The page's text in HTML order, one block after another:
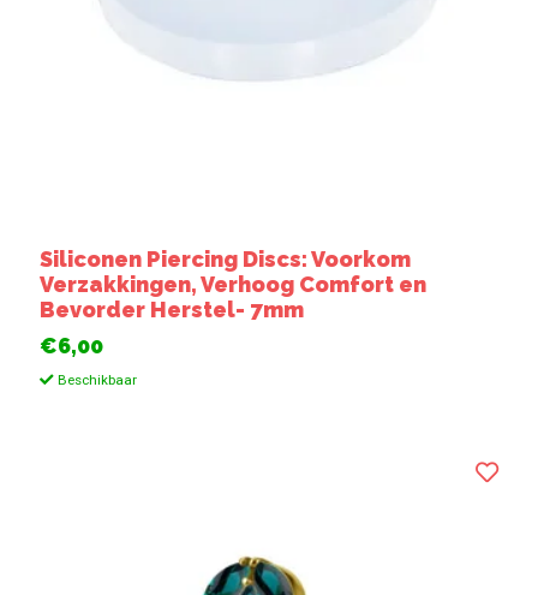
Siliconen Piercing Discs: Voorkom
Verzakkingen, Verhoog Comfort en
Bevorder Herstel- 7mm
€6,00
Beschikbaar